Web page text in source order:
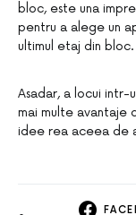
bloc, este una
pentru a alege un
ultimul etaj din bloc.
Asadar, a locui intr-
mai multe avantaje
idee rea aceea de